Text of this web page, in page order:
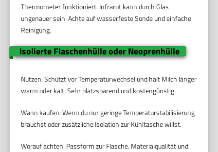
Thermometer funktioniert. Infrarot kann durch Glas
ungenauer sein. Achte auf wasserfeste Sonde und einfache
Reinigung.
Isolierte Flaschenhülle oder Neoprenhülle
Nutzen: Schützt vor Temperaturwechsel und hält Milch länger
warm oder kalt. Sehr platzsparend und kostengünstig.
Wann kaufen: Wenn du nur geringe Temperaturstabilisierung
brauchst oder zusätzliche Isolation zur Kühltasche willst.
Worauf achten: Passform zur Flasche. Materialqualität und